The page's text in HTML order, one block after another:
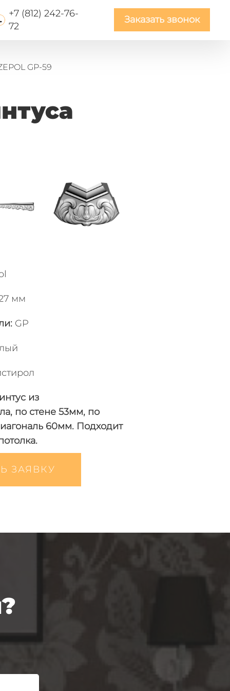
+7 (812) 242-76-
72
Заказать звонок
GP-59
мм
: GP
из
по стене 53мм, по
60мм. Подходит
ЗАЯВКУ